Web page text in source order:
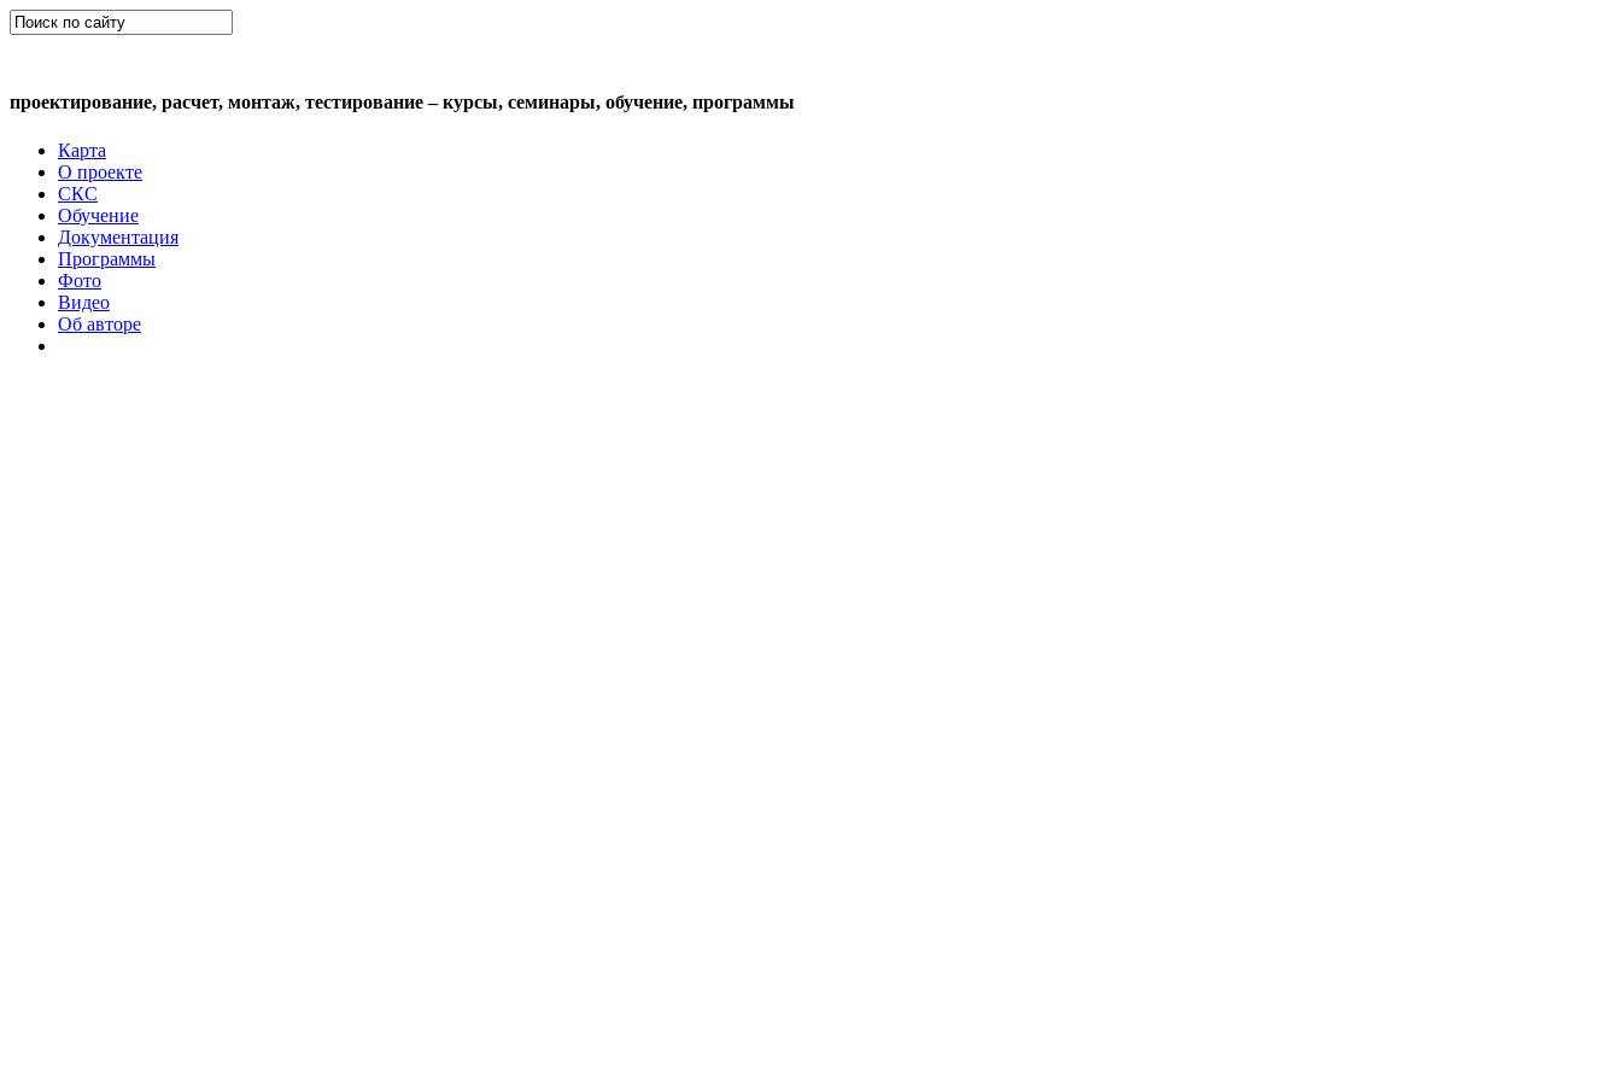
проектирование, расчет, монтаж, тестирование – курсы, семинары, обучение, программы
Карта
О проекте
СКС
Обучение
Документация
Программы
Фото
Видео
Об авторе